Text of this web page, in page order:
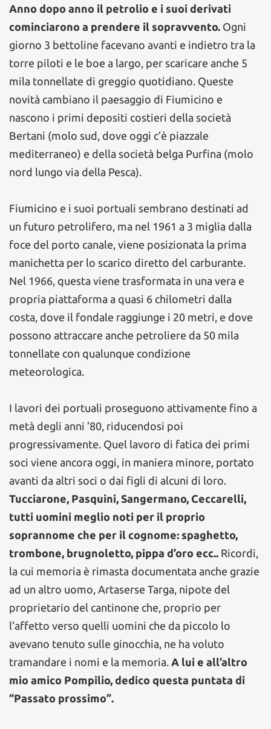
Anno dopo anno il petrolio e i suoi derivati
cominciarono a prendere il sopravvento. Ogni
giorno 3 bettoline facevano avanti e indietro tra la
torre piloti e le boe a largo, per scaricare anche 5
mila tonnellate di greggio quotidiano. Queste
novità cambiano il paesaggio di Fiumicino e
nascono i primi depositi costieri della società
Bertani (molo sud, dove oggi c’è piazzale
mediterraneo) e della società belga Purfina (molo
nord lungo via della Pesca).
Fiumicino e i suoi portuali sembrano destinati ad
un futuro petrolifero, ma nel 1961 a 3 miglia dalla
foce del porto canale, viene posizionata la prima
manichetta per lo scarico diretto del carburante.
Nel 1966, questa viene trasformata in una vera e
propria piattaforma a quasi 6 chilometri dalla
costa, dove il fondale raggiunge i 20 metri, e dove
possono attraccare anche petroliere da 50 mila
tonnellate con qualunque condizione
meteorologica.
I lavori dei portuali proseguono attivamente fino a
metà degli anni ’80, riducendosi poi
progressivamente. Quel lavoro di fatica dei primi
soci viene ancora oggi, in maniera minore, portato
avanti da altri soci o dai figli di alcuni di loro.
Tucciarone, Pasquini, Sangermano, Ceccarelli,
tutti uomini meglio noti per il proprio
soprannome che per il cognome: spaghetto,
trombone, brugnoletto, pippa d’oro ecc.. Ricordi,
la cui memoria è rimasta documentata anche grazie
ad un altro uomo, Artaserse Targa, nipote del
proprietario del cantinone che, proprio per
l’affetto verso quelli uomini che da piccolo lo
avevano tenuto sulle ginocchia, ne ha voluto
tramandare i nomi e la memoria. A lui e all’altro
mio amico Pompilio, dedico questa puntata di
“Passato prossimo”.